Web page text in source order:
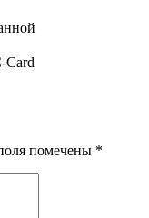
Card
помечены *